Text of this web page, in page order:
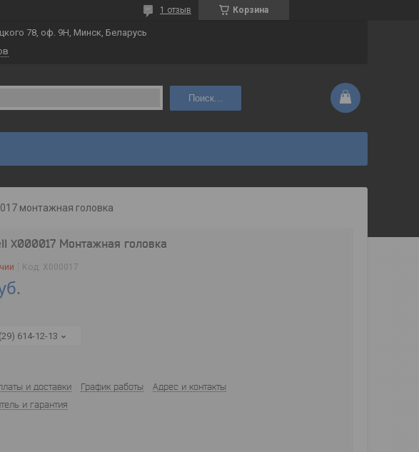
Корзина
1 отзыв
78, оф. 9Н, Минск, Беларусь
Поиск...
монтажная головка
X000017 Монтажная головка
Код: X000017
614-12-13
и доставки График работы
Адрес и контакты
и гарантия